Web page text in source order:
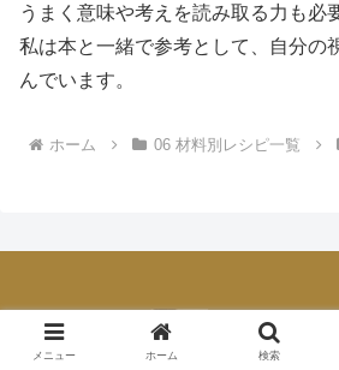
うまく意味や考えを読み取る力も必
私は本と一緒で参考として、自分の
んでいます。
ホーム 06 材料別レシピ一覧
メニュー ホーム 検索